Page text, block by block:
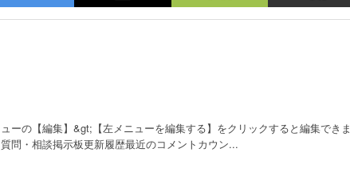
ーの【編集】&gt;【左メニューを編集する】をクリックすると編集できま
問・相談掲示板更新履歴最近のコメントカウン...